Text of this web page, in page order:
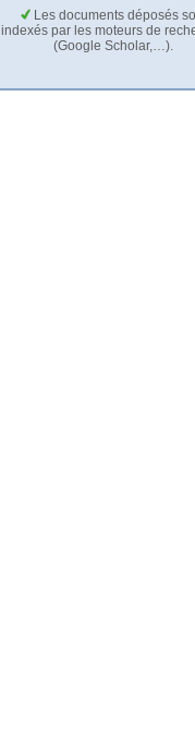
Les documents déposés
indexés par les moteurs de
(Google Scholar,…).